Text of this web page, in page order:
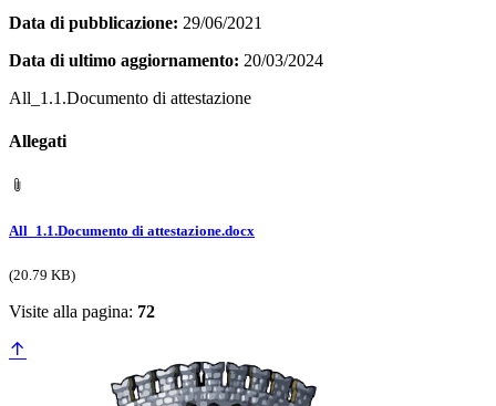
Data di pubblicazione: 29/06/2021
Data di ultimo aggiornamento: 20/03/2024
All_1.1.Documento di attestazione
Allegati
All_1.1.Documento di attestazione.docx
(20.79 KB)
Visite alla pagina: 72